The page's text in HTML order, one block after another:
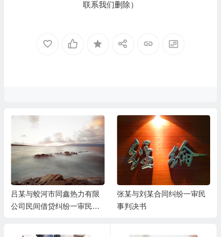
联系我们删除）
吕某与蛟河市同鑫热力有限
公司民间借贷纠纷一审民事
张某与刘某合同纠纷一审民
事判决书